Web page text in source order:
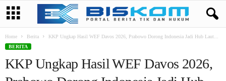
Home Berita
KKP Ungkap Hasil WEF Davos 2026, Prabowo Dorong Indonesia Jadi Hub Laut...
BERITA
KKP Ungkap Hasil WEF Davos 2026,